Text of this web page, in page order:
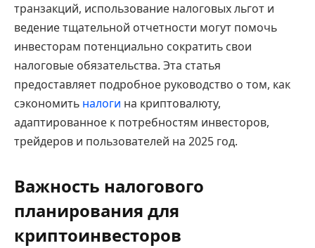
транзакций, использование налоговых льгот и
ведение тщательной отчетности могут помочь
инвесторам потенциально сократить свои
налоговые обязательства. Эта статья
предоставляет подробное руководство о том, как
сэкономить налоги на криптовалюту,
адаптированное к потребностям инвесторов,
трейдеров и пользователей на 2025 год.
Важность налогового
планирования для
криптоинвесторов